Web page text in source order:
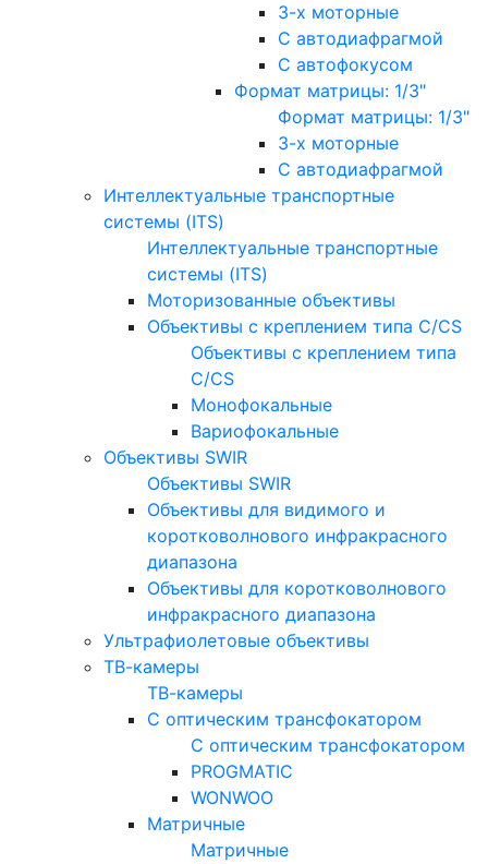
3-х моторные
С автодиафрагмой
С автофокусом
Формат матрицы: 1/3"
Формат матрицы: 1/3"
3-х моторные
С автодиафрагмой
Интеллектуальные транспортные
системы (ITS)
Интеллектуальные транспортные
системы (ITS)
Моторизованные объективы
Объективы с креплением типа C/CS
Объективы с креплением типа
C/CS
Монофокальные
Вариофокальные
Объективы SWIR
Объективы SWIR
Объективы для видимого и
коротковолнового инфракрасного
диапазона
Объективы для коротковолнового
инфракрасного диапазона
Ультрафиолетовые объективы
ТВ-камеры
ТВ-камеры
С оптическим трансфокатором
С оптическим трансфокатором
PROGMATIC
WONWOO
Матричные
Матричные